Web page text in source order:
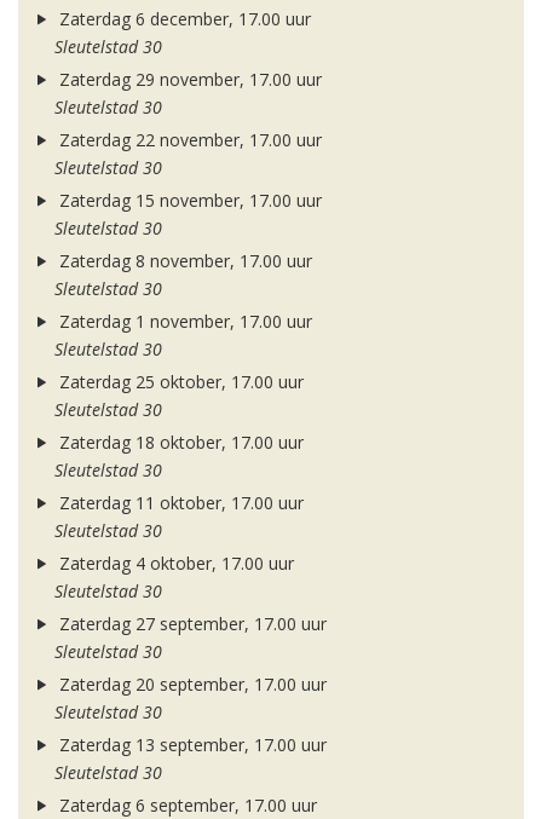
Zaterdag 6 december, 17.00 uur
Sleutelstad 30
Zaterdag 29 november, 17.00 uur
Sleutelstad 30
Zaterdag 22 november, 17.00 uur
Sleutelstad 30
Zaterdag 15 november, 17.00 uur
Sleutelstad 30
Zaterdag 8 november, 17.00 uur
Sleutelstad 30
Zaterdag 1 november, 17.00 uur
Sleutelstad 30
Zaterdag 25 oktober, 17.00 uur
Sleutelstad 30
Zaterdag 18 oktober, 17.00 uur
Sleutelstad 30
Zaterdag 11 oktober, 17.00 uur
Sleutelstad 30
Zaterdag 4 oktober, 17.00 uur
Sleutelstad 30
Zaterdag 27 september, 17.00 uur
Sleutelstad 30
Zaterdag 20 september, 17.00 uur
Sleutelstad 30
Zaterdag 13 september, 17.00 uur
Sleutelstad 30
Zaterdag 6 september, 17.00 uur